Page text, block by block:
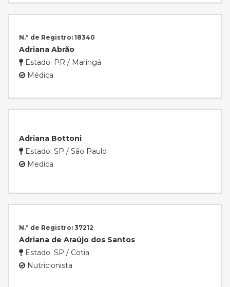
N.º de Registro: 18340
Adriana Abrão
Estado: PR / Maringá
Médica
Adriana Bottoni
Estado: SP / São Paulo
Medica
N.º de Registro: 37212
Adriana de Araújo dos Santos
Estado: SP / Cotia
Nutricionista